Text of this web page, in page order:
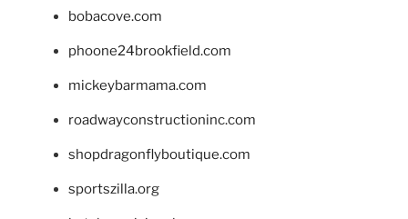
bobacove.com
phoone24brookfield.com
mickeybarmama.com
roadwayconstructioninc.com
shopdragonflyboutique.com
sportszilla.org